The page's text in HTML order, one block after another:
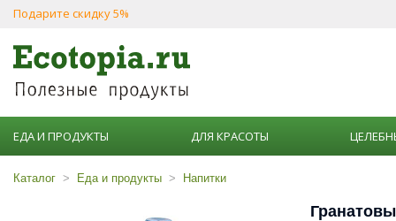
Подарите скидку 5%
ЕДА И ПРОДУКТЫ ДЛЯ КРАСОТЫ
Каталог Еда и продукты Напитки